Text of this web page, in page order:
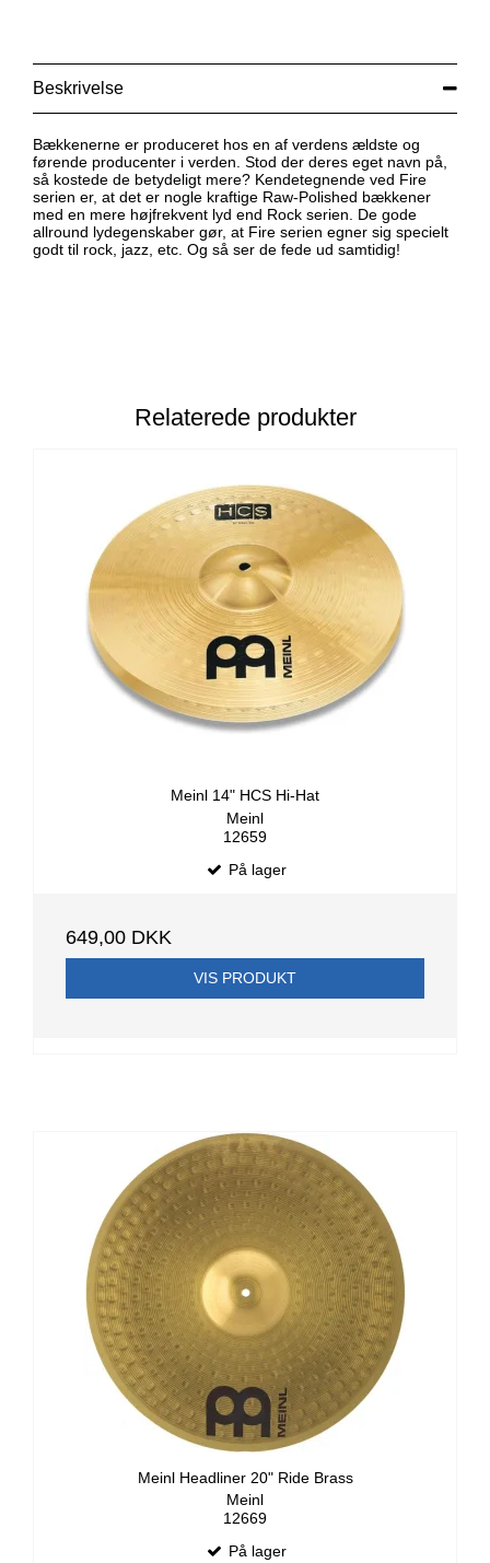
Beskrivelse
Bækkenerne er produceret hos en af verdens ældste og
førende producenter i verden. Stod der deres eget navn på,
så kostede de betydeligt mere? Kendetegnende ved Fire
serien er, at det er nogle kraftige Raw-Polished bækkener
med en mere højfrekvent lyd end Rock serien. De gode
allround lydegenskaber gør, at Fire serien egner sig specielt
godt til rock, jazz, etc. Og så ser de fede ud samtidig!
Relaterede produkter
Meinl 14" HCS Hi-Hat
Meinl
12659
På lager
649,00 DKK
VIS PRODUKT
Meinl Headliner 20" Ride Brass
Meinl
12669
På lager